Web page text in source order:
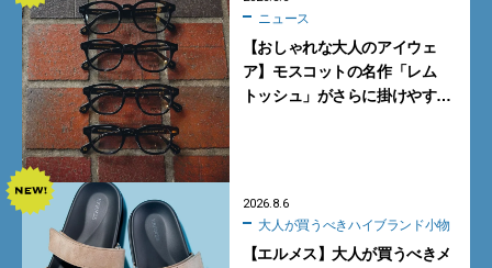
ニュース
【おしゃれな大人のアイウェ
ア】モスコットの名作「レム
トッシュ」がさらに掛けやす
2026.8.6
大人が買うべきハイブランド小物
【エルメス】大人が買うべきメ